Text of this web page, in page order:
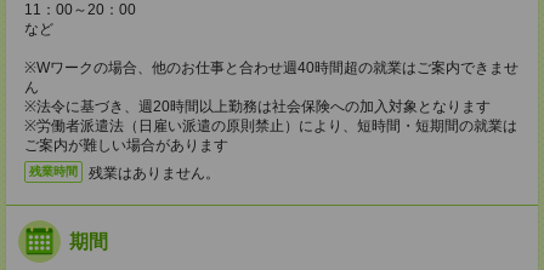
11：00～20：00
など
※Wワークの場合、他のお仕事と合わせ週40時間超の就業はご案内できませ
ん
※法令に基づき、週20時間以上勤務は社会保険への加入対象となります
※労働者派遣法（日雇い派遣の原則禁止）により、短時間・短期間の就業は
ご案内が難しい場合があります
残業時間 残業はありません。
期間